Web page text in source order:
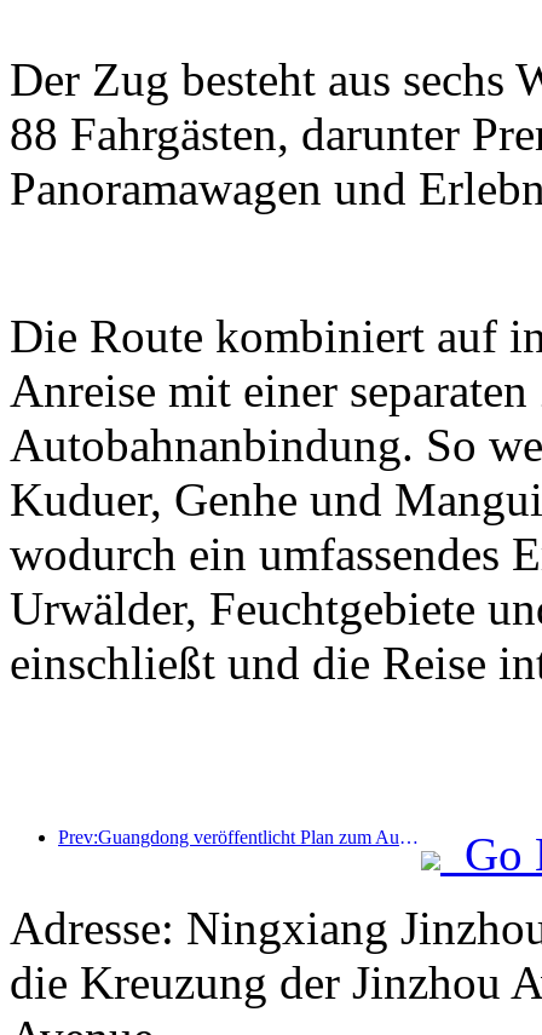
Der Zug besteht aus sechs
88 Fahrgästen, darunter
Panoramawagen und
Die Route kombiniert auf
Anreise mit einer
Autobahnanbindung. So
Kuduer, Genhe und
wodurch ein umfassendes
Urwälder, Feuchtgebiete
einschließt und die Reise
Prev:Guangdong veröffentlicht Plan zum Ausbau der Kapazitäten im Dienstleistungssektor, um die Greater Bay Area zu einem erstklassigen Touristenziel zu entwickeln
Go
Adresse: Ningxiang
die Kreuzung der Jinzhou